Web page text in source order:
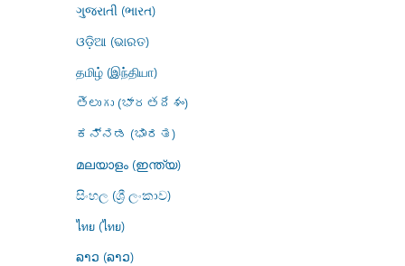
ગુજરાતી (ભારત)
ଓଡ଼ିଆ (ଭାରତ)
தமிழ் (இந்தியா)
తెలుగు (భారతదేశం)
ಕನ್ನಡ (ಭಾರತ)
മലയാളം (ഇന്ത്യ)
සිංහල (ශ්‍රී ලංකාව)
ไทย (ไทย)
ລາວ (ລາວ)